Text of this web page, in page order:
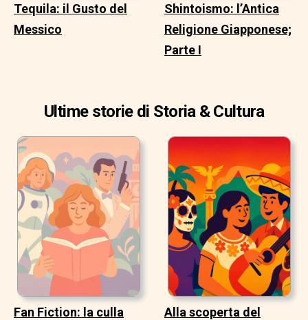
Tequila: il Gusto del
Messico
Shintoismo: l’Antica
Religione Giapponese;
Parte I
Ultime storie di Storia & Cultura
Fan Fiction: la culla Alla scoperta del